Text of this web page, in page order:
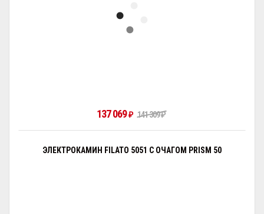
137 069₽ 141 309₽
ЭЛЕКТРОКАМИН FILATO 5051 С ОЧАГОМ PRISM 50